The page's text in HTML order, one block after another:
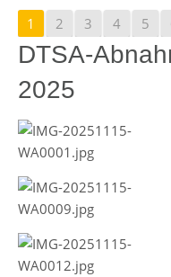
1 2 3 4 5
DTSA-
2025